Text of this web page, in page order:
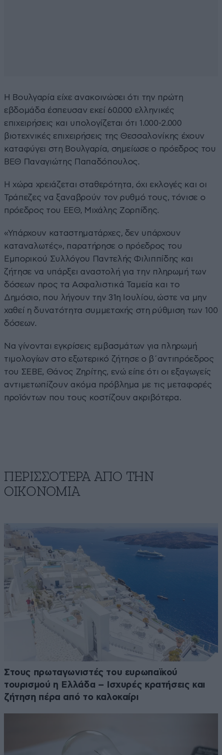
H Βουλγαρία είχε ανακοινώσει ότι την πρώτη
εβδομάδα έσπευσαν εκεί 60.000 ελληνικές
επιχειρήσεις και υπολογίζεται ότι 1.000-2.000
βιοτεχνικές επιχειρήσεις της Θεσσαλονίκης έχουν
καταφύγει στη Βουλγαρία, σημείωσε ο πρόεδρος του
ΒΕΘ Παναγιώτης Παπαδόπουλος.
Η χώρα χρειάζεται σταθερότητα, όχι εκλογές και οι
Τράπεζες να ξαναβρούν τον ρυθμό τους, τόνισε ο
πρόεδρος του ΕΕΘ, Μιχάλης Ζορπίδης.
«Υπάρχουν καταστηματάρχες, δεν υπάρχουν
καταναλωτές», παρατήρησε ο πρόεδρος του
Εμπορικού Συλλόγου Παντελής Φιλιππίδης και
ζήτησε να υπάρξει αναστολή για την πληρωμή των
δόσεων προς τα Ασφαλιστικά Ταμεία και το
Δημόσιο, που λήγουν την 31η Ιουλίου, ώστε να μην
χαθεί η δυνατότητα συμμετοχής στη ρύθμιση των 100
δόσεων.
Να γίνονται εγκρίσεις εμβασμάτων για πληρωμή
τιμολογίων στο εξωτερικό ζήτησε ο β΄αντιπρόεδρος
του ΣΕΒΕ, Θάνος Ζηρίτης, ενώ είπε ότι οι εξαγωγείς
αντιμετωπίζουν ακόμα πρόβλημα με τις μεταφορές
προϊόντων που τους κοστίζουν ακριβότερα.
ΠΕΡΙΣΣΟΤΕΡΑ ΑΠΟ ΤΗΝ
ΟΙΚΟΝΟΜΙΑ
Στους πρωταγωνιστές του ευρωπαϊκού
τουρισμού η Ελλάδα – Ισχυρές κρατήσεις και
ζήτηση πέρα από το καλοκαίρι